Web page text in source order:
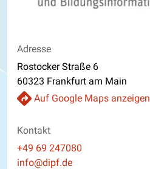
Adresse
Rostocker Straße 6
60323 Frankfurt am Main
Auf Google Maps anzeigen
Kontakt
Telefon
+49 69 247080
E-Mail
info@dipf.de